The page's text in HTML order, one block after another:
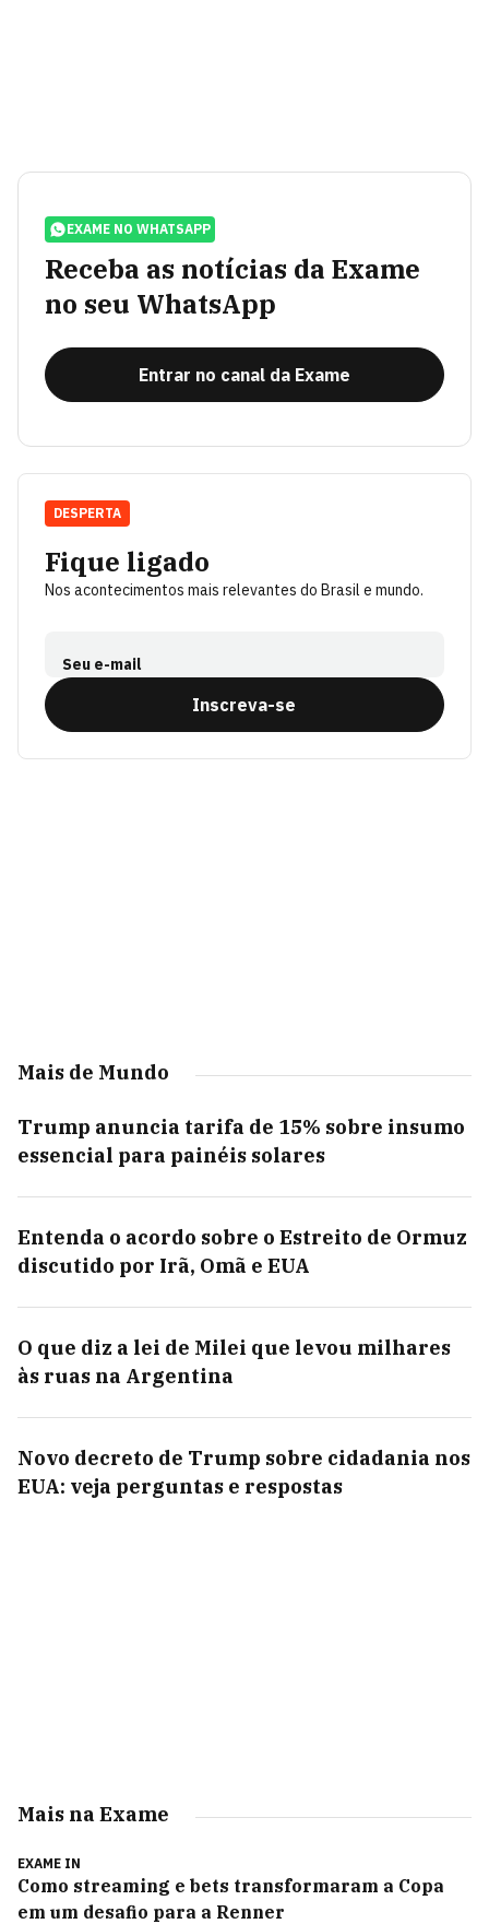
EXAME NO WHATSAPP
Receba as notícias da Exame
no seu WhatsApp
Entrar no canal da Exame
Fique ligado
Nos acontecimentos mais relevantes do Brasil e mundo.
Seu e-mail
Inscreva-se
DESPERTA
Mais de Mundo
Trump anuncia tarifa de 15% sobre insumo
essencial para painéis solares
Entenda o acordo sobre o Estreito de Ormuz
discutido por Irã, Omã e EUA
O que diz a lei de Milei que levou milhares
às ruas na Argentina
Novo decreto de Trump sobre cidadania nos
EUA: veja perguntas e respostas
Mais na Exame
EXAME IN
Como streaming e bets transformaram a Copa
em um desafio para a Renner